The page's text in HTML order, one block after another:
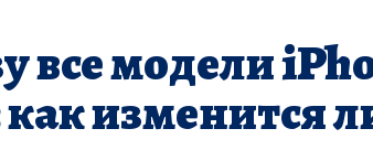
все модели
как изменится